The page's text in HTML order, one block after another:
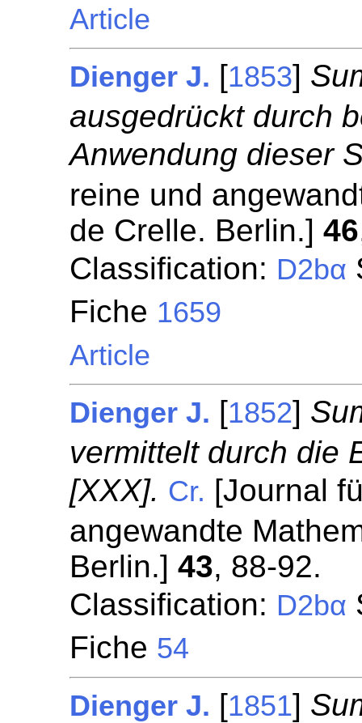
Article
Dienger J. [1853]
ausgedrückt durch
Anwendung dieser
reine und
de Crelle. Berlin.]46
Classification: D2bα
Fiche 1659
Article
Dienger J. [1852]
vermittelt durch die
[XXX]. Cr. [Journal
angewandte
Berlin.]43, 88-92.
Classification: D2bα
Fiche 54
Dienger J. [1851]